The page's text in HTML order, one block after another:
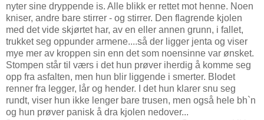
nyter sine dryppende is. Alle blikk er rettet mot henne. Noen
kniser, andre bare stirrer - og stirrer. Den flagrende kjolen
med det vide skjørtet har, av en eller annen grunn, i fallet,
trukket seg oppunder armene....så der ligger jenta og viser
mye mer av kroppen sin enn det som noensinne var ønsket.
Stompen står til værs i det hun prøver iherdig å komme seg
opp fra asfalten, men hun blir liggende i smerter. Blodet
renner fra legger, lår og hender. I det hun klarer snu seg
rundt, viser hun ikke lenger bare trusen, men også hele bh`n
og hun prøver panisk å dra kjolen nedover...